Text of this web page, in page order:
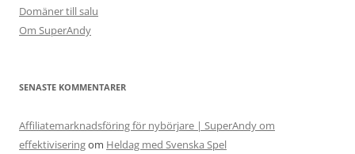
Domäner till salu
Om SuperAndy
SENASTE KOMMENTARER
Affiliatemarknadsföring för nybörjare | SuperAndy om
effektiviseringom Heldag med Svenska Spel